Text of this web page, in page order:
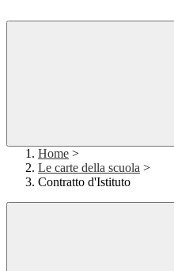
Home >
Le carte della scuola >
Contratto d'Istituto